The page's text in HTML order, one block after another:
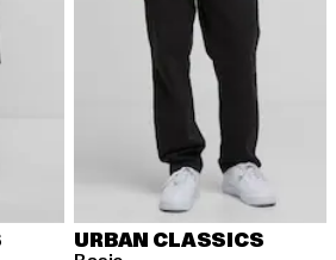
URBAN CLASSICS